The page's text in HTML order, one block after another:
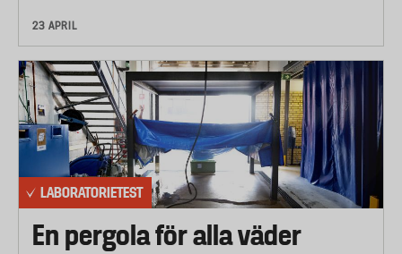
23 APRIL
LABORATORIETEST
En pergola för alla väder